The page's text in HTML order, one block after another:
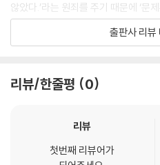
뇌는 사용하는 만큼 발달해요.
전두엽의 발달이 중요해요.
우뇌가 좋아하는 자극이 필요해요.
학습능력보다 학습태도가 더 중요해요.
부모의 불안을 해결해요.
즐거운 책 읽기를 해요.
부모의 몸과 마음을 힘들게 하는 퇴
만, 사실은 그렇지 않습니다. 첫째의
퇴행 행동은 못 하게 하는 것이 아니라
스마트폰으로 영상을 보는 것을 좋은
않았다.’라는 원죄를 주기 때문에 ‘문
는 어떻게 돌보느냐에 따라 정서나 행
세상 모든 인간관계에서 100% 일방
책을 읽으며 공부를 하고, 부모교육
집에서 야단이라도 치지요. 부모는
출판사 리뷰
리뷰/한줄평 0
리뷰
첫번째 리뷰어가